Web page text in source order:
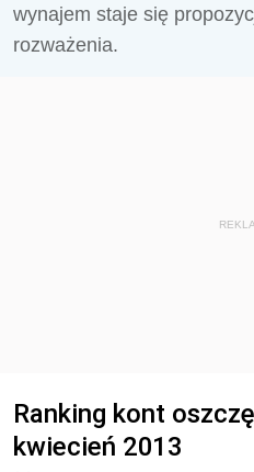
wynajem staje się
rozważenia.
Ranking kont
kwiecień 2013